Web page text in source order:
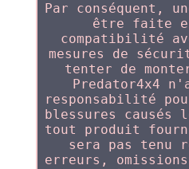
Par conséquent,
être faite
compatibilité
mesures de
tenter de
Predator4x4
responsabilité
blessures causés
tout produit
sera pas tenu
erreurs,